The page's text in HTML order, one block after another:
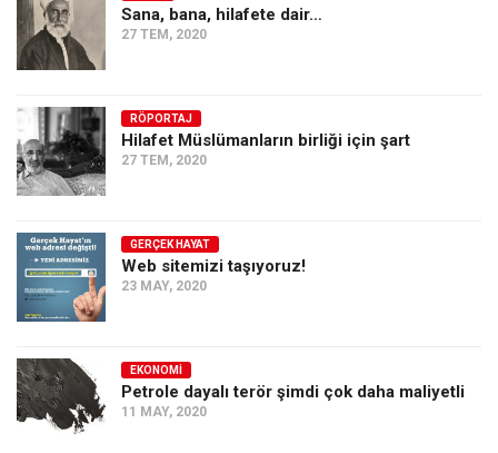
Sana, bana, hilafete dair…
27 TEM, 2020
RÖPORTAJ
Hilafet Müslümanların birliği için şart
27 TEM, 2020
GERÇEK HAYAT
Web sitemizi taşıyoruz!
23 MAY, 2020
EKONOMI
Petrole dayalı terör şimdi çok daha maliyetli
11 MAY, 2020